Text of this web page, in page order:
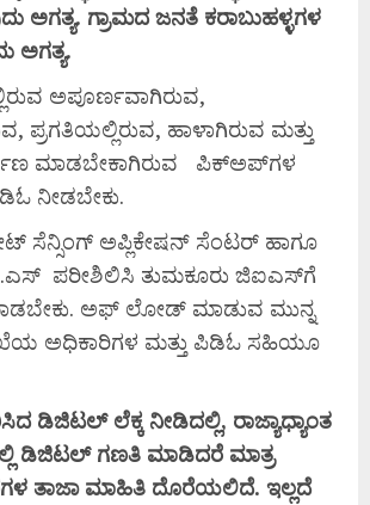
ಅಗತ್ಯ. ಗ್ರಾಮದಜನತೆ ಕರಾಬುಹಳ್ಳಗಳ
ಅಗತ್ಯ.
ಅಪೂರ್ಣವಾಗಿರುವ,
ಪ್ರಗತಿಯಲ್ಲಿರುವ, ಹಾಳಾಗಿರುವ ಮತ್ತು
ಮಾಡಬೇಕಾಗಿರುವ ಪಿಕ್‌ಅಪ್‌ಗಳ
ನೀಡಬೇಕು.
ಸೆನ್ಸಿಂಗ್ ಅಪ್ಲಿಕೇಷನ್ ಸೆಂಟರ್ ಹಾಗೂ
ಪರೀಶಿಲಿಸಿ ತುಮಕೂರು ಜಿಐಎಸ್‌ಗೆ
ಅಫ್ ಲೋಡ್ ಮಾಡುವ ಮುನ್ನ
ಅಧಿಕಾರಿಗಳ ಮತ್ತು ಪಿಡಿಓ ಸಹಿಯೂ
ಡಿಜಿಟಲ್ ಲೆಕ್ಕ ನೀಡಿದಲ್ಲಿ, ರಾಜ್ಯಾಧ್ಯಾಂತ
ಡಿಜಿಟಲ್ ಗಣತಿ ಮಾಡಿದರೆ ಮಾತ್ರ
ತಾಜಾ ಮಾಹಿತಿ ದೊರೆಯಲಿದೆ. ಇಲ್ಲದೆ